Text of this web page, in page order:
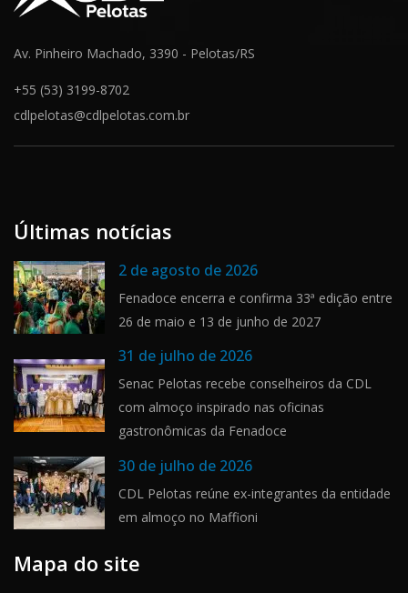
Av. Pinheiro Machado, 3390 - Pelotas/RS
+55 (53) 3199-8702
cdlpelotas@cdlpelotas.com.br
Últimas notícias
2 de agosto de 2026
Fenadoce encerra e confirma 33ª edição entre
26 de maio e 13 de junho de 2027
31 de julho de 2026
Senac Pelotas recebe conselheiros da CDL
com almoço inspirado nas oficinas
gastronômicas da Fenadoce
30 de julho de 2026
CDL Pelotas reúne ex-integrantes da entidade
em almoço no Maffioni
Mapa do site